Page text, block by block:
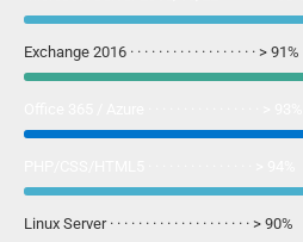
Exchange 2016 · · · · · · · · · · · · · · · · · · > 91%
Linux Server · · · · · · · · · · · · · · · · · · · · > 90%